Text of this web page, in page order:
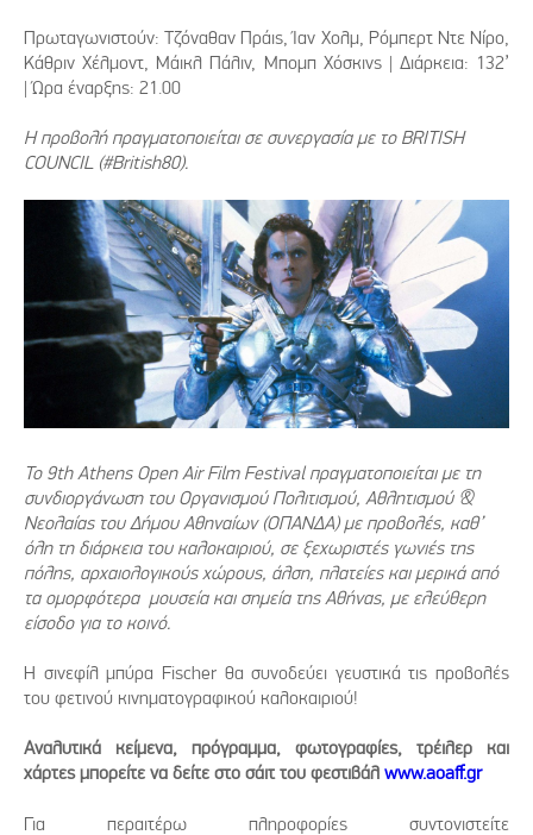
Πρωταγωνιστούν: Τζόναθαν Πράις, Ίαν Χολμ, Ρόμπερτ Ντε Νίρο,
Κάθριν Χέλμοντ, Μάικλ Πάλιν, Μπομπ Χόσκινς | Διάρκεια: 132’
| Ώρα έναρξης: 21.00
Η προβολή πραγματοποιείται σε συνεργασία με το BRITISH
COUNCIL (#British80).
Το 9th Athens Open Air Film Festival πραγματοποιείται με τη
συνδιοργάνωση του Οργανισμού Πολιτισμού, Αθλητισμού &
Νεολαίας του Δήμου Αθηναίων (ΟΠΑΝΔΑ) με προβολές, καθ’
όλη τη διάρκεια του καλοκαιριού, σε ξεχωριστές γωνιές της
πόλης, αρχαιολογικούς χώρους, άλση, πλατείες και μερικά από
τα ομορφότερα μουσεία και σημεία της Αθήνας, με ελεύθερη
είσοδο για το κοινό.
H σινεφίλ μπύρα Fischer θα συνοδεύει γευστικά τις προβολές
του φετινού κινηματογραφικού καλοκαιριού!
Αναλυτικά κείμενα, πρόγραμμα, φωτογραφίες, τρέιλερ και
χάρτες μπορείτε να δείτε στο σάιτ του φεστιβάλ www.aoaff.gr
Για περαιτέρω πληροφορίες συντονιστείτε